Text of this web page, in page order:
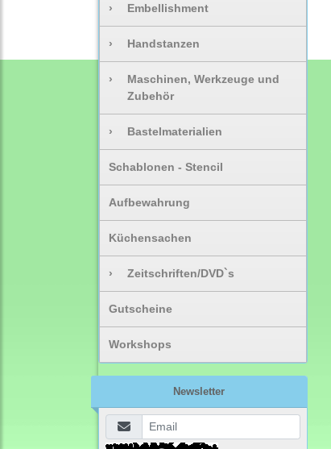
› Embellishment
› Handstanzen
›
Maschinen, Werkzeuge und
Zubehör
› Bastelmaterialien
Schablonen - Stencil
Aufbewahrung
Küchensachen
› Zeitschriften/DVD`s
Gutscheine
Workshops
Newsletter